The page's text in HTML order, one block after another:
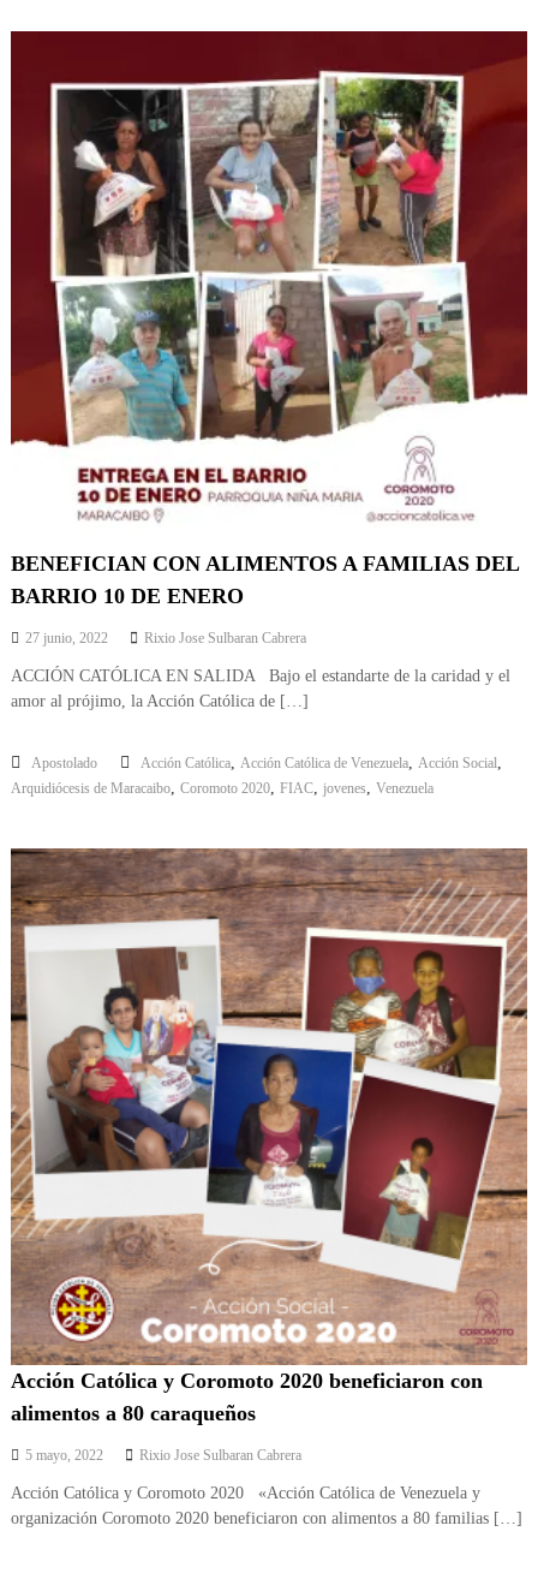
BENEFICIAN CON ALIMENTOS A FAMILIAS DEL
BARRIO 10 DE ENERO
27 junio, 2022 Rixio Jose Sulbaran Cabrera
ACCIÓN CATÓLICA EN SALIDA Bajo el estandarte de la caridad y el
amor al prójimo, la Acción Católica de […]
Apostolado Acción Católica, Acción Católica de Venezuela, Acción Social
Arquidiócesis de Maracaibo, Coromoto 2020, FIAC, jovenes Venezuela
Acción Católica y Coromoto 2020 beneficiaron con
alimentos a 80 caraqueños
5 mayo, 2022 Rixio Jose Sulbaran Cabrera
Acción Católica y Coromoto 2020 «Acción Católica de Venezuela y
organización Coromoto 2020 beneficiaron con alimentos a 80 familias […]